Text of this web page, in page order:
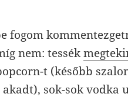
fogom
nem: tessék
t (később
akadt), sok-sok vodka